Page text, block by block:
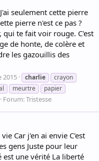
seulement cette pierre
pierre n'est ce pas ?
qui te fait voir rouge. C'est
de honte, de colère et
les gazouillis des
2015 charlie
crayon
meurtre
papier
Forum:Tristesse
Car j'en ai envie C'est
gens Juste pour leur
est une vérité La liberté